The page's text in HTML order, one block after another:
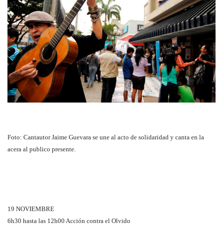
Foto: Cantautor Jaime Guevara se une al acto de solidaridad y canta en la
acera al publico presente.
19 NOVIEMBRE
6h30 hasta las 12h00 Acción contra el Olvido